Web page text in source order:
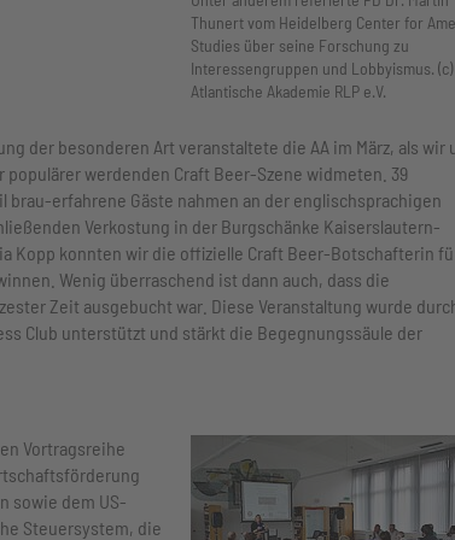
Thunert vom Heidelberg Center for
Studies über seine Forschung zu
Interessengruppen und Lobbyismus. (c)
Atlantische Akademie RLP e.V.
der besonderen Art veranstaltete die AA im März, als wir
werdenden Craft Beer-Szene widmeten. 39
brau-erfahrene Gäste nahmen an der englischsprachigen
Verkostung in der Burgschänke Kaiserslautern-
Kopp konnten wir die offizielle Craft Beer-Botschafterin
Wenig überraschend ist dann auch, dass die
Zeit ausgebucht war. Diese Veranstaltung wurde
Club unterstützt und stärkt die Begegnungssäule der
Vortragsreihe
sowie dem US-
Steuersystem, die